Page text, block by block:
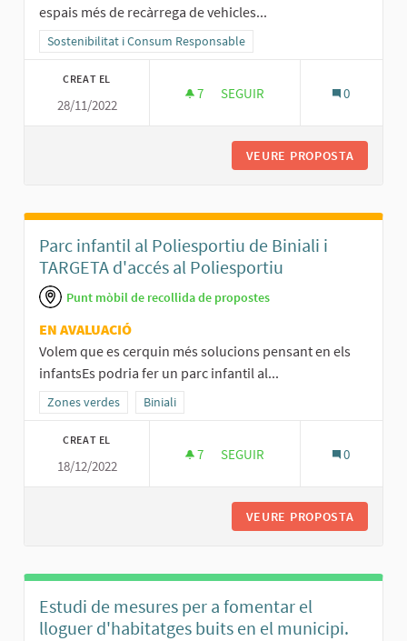
espais més de recàrrega de vehicles...
Resultats al filtrar per la categoria: Sostenibilitat i Consum
Sostenibilitat i Consum Responsable
CREAT EL
28/11/2022
7 7 SEGUIDORES
SEGUIR 0
VEURE PROPOSTA
Parc infantil al Poliesportiu de Biniali i
TARGETA d'accés al Poliesportiu
Punt mòbil de recollida de propostes
EN AVALUACIÓ
Volem que es cerquin més solucions pensant en els
infantsEs podria fer un parc infantil al...
Resultats al filtrar per la categoria: Zones verdes
Zones verdes Resultats al filtrar per l'àmbit: Biniali
Biniali
CREAT EL
18/12/2022
7 7 SEGUIDORES
SEGUIR 0
VEURE PROPOSTA
Estudi de mesures per a fomentar el
lloguer d'habitatges buits en el municipi.